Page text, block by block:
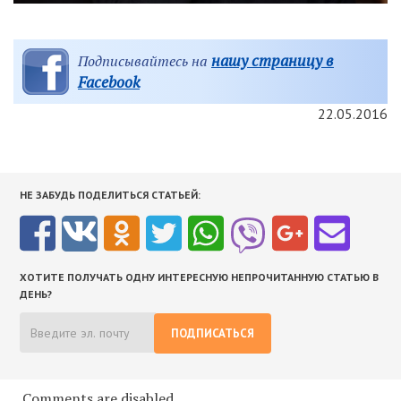
Подписывайтесь на нашу страницу в
Facebook
22.05.2016
НЕ ЗАБУДЬ ПОДЕЛИТЬСЯ СТАТЬЕЙ:
ХОТИТЕ ПОЛУЧАТЬ ОДНУ ИНТЕРЕСНУЮ НЕПРОЧИТАННУЮ СТАТЬЮ В
ДЕНЬ?
ПОДПИСАТЬСЯ